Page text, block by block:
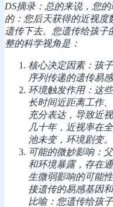
DS摘录：总的来说，您
的：您后天获得的近视度
遗传下去。您遗传给孩子
整的科学视角是：
核心决定因素：孩
序列传递的遗传易感
环境触发作用：这
长时间近距离工作
充分表达，导致近
几十年，近视率在
池未变，环境剧变。
可能的微妙影响：
和环境暴露，存在
生微弱影响的可能
接遗传的易感基因
比喻：您遗传给孩